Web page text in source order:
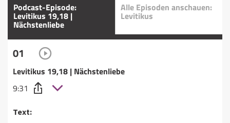
Podcast-Episode:
Levitikus 19,18 |
Nächstenliebe
Alle Episoden anschauen:
Levitikus
01
Levitikus 19,18 | Nächstenliebe
9:31
Text: